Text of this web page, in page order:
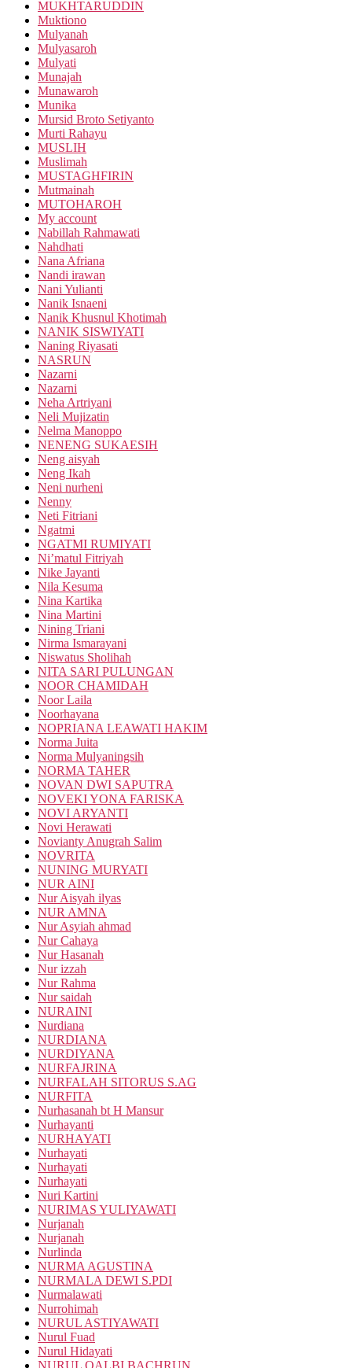
MUKHTARUDDIN
Muktiono
Mulyanah
Mulyasaroh
Mulyati
Munajah
Munawaroh
Munika
Mursid Broto Setiyanto
Murti Rahayu
MUSLIH
Muslimah
MUSTAGHFIRIN
Mutmainah
MUTOHAROH
My account
Nabillah Rahmawati
Nahdhati
Nana Afriana
Nandi irawan
Nani Yulianti
Nanik Isnaeni
Nanik Khusnul Khotimah
NANIK SISWIYATI
Naning Riyasati
NASRUN
Nazarni
Nazarni
Neha Artriyani
Neli Mujizatin
Nelma Manoppo
NENENG SUKAESIH
Neng aisyah
Neng Ikah
Neni nurheni
Nenny
Neti Fitriani
Ngatmi
NGATMI RUMIYATI
Ni’matul Fitriyah
Nike Jayanti
Nila Kesuma
Nina Kartika
Nina Martini
Nining Triani
Nirma Ismarayani
Niswatus Sholihah
NITA SARI PULUNGAN
NOOR CHAMIDAH
Noor Laila
Noorhayana
NOPRIANA LEAWATI HAKIM
Norma Juita
Norma Mulyaningsih
NORMA TAHER
NOVAN DWI SAPUTRA
NOVEKI YONA FARISKA
NOVI ARYANTI
Novi Herawati
Novianty Anugrah Salim
NOVRITA
NUNING MURYATI
NUR AINI
Nur Aisyah ilyas
NUR AMNA
Nur Asyiah ahmad
Nur Cahaya
Nur Hasanah
Nur izzah
Nur Rahma
Nur saidah
NURAINI
Nurdiana
NURDIANA
NURDIYANA
NURFAJRINA
NURFALAH SITORUS S.AG
NURFITA
Nurhasanah bt H Mansur
Nurhayanti
NURHAYATI
Nurhayati
Nurhayati
Nurhayati
Nuri Kartini
NURIMAS YULIYAWATI
Nurjanah
Nurjanah
Nurlinda
NURMA AGUSTINA
NURMALA DEWI S.PDI
Nurmalawati
Nurrohimah
NURUL ASTIYAWATI
Nurul Fuad
Nurul Hidayati
NURUL QALBI BACHRUN